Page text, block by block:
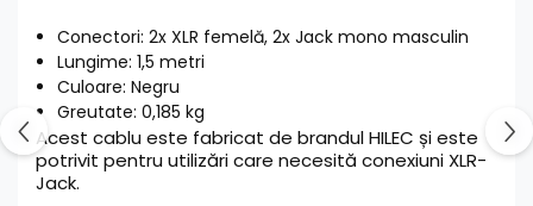
Conectori: 2x XLR femelă, 2x Jack mono masculin
Lungime: 1,5 metri
Culoare: Negru
Greutate: 0,185 kg
Acest cablu este fabricat de brandul HILEC și este
potrivit pentru utilizări care necesită conexiuni XLR-
Jack.